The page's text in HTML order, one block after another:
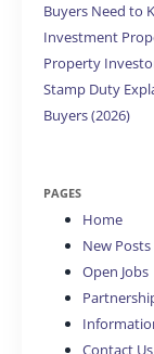
Buyers Need to
Investment
Property
Stamp Duty
Buyers (2026)
PAGES
Home
New Posts
Open Jobs
Contact Us